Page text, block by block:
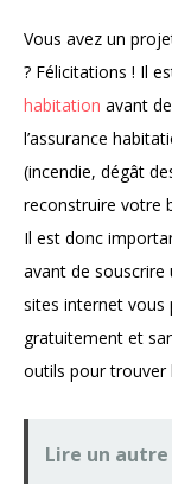
Vous avez un
? Félicitations ! Il
habitation avant
l’assurance
(incendie, dégât
reconstruire votre
Il est donc
avant de souscrire
sites internet vous
gratuitement et
outils pour trouver
Lire un